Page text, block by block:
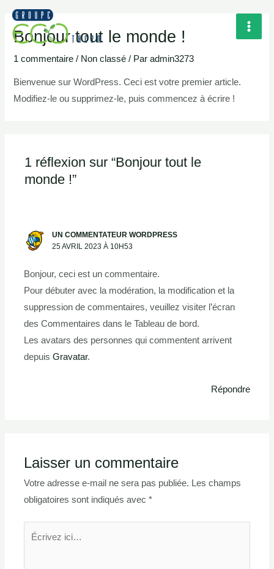
Aller
contenu
Bonjour tout le monde !
1 commentaire / Non classé / Paradmin3273
Bienvenue sur WordPress. Ceci est votre premier article.
Modifiez-le ou supprimez-le, puis commencez à écrire !
1 réflexion sur “Bonjour tout le
monde !”
UN COMMENTATEUR WORDPRESS
25 AVRIL 2023 À 10H53
Bonjour, ceci est un commentaire.
Pour débuter avec la modération, la modification et la
suppression de commentaires, veuillez visiter l’écran
des Commentaires dans le Tableau de bord.
Les avatars des personnes qui commentent arrivent
depuisGravatar.
Répondre
Laisser un commentaire
Votre adresse e-mail ne sera pas publiée. Les champs
obligatoires sont indiqués avec*